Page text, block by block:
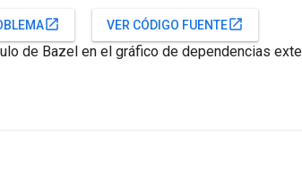
open_in_new VER CÓDIGO FUENTEopen_in_new
de Bazel en el gráfico de dependencias